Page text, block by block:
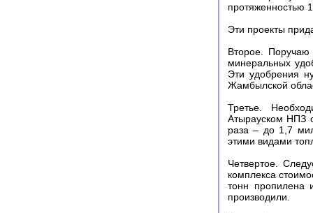
протяженностью
Эти проекты
Второе. Поручаю
минеральных
Эти удобрения
Жамбылской
Третье.
Атырауском НПЗ
раза – до 1,7
этими видами
Четвертое.
комплекса
тонн пропилена
производили.